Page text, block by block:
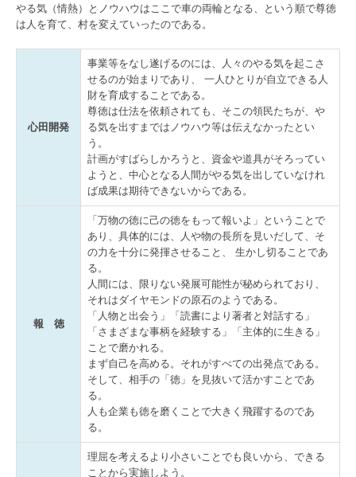
採用メッセージ
職員インタビュー
キャリアプラン
数字で見る 報徳事務所
募集要項
経営者オススメ情報
経営者お役立ち情報
電帳法・インボイス最新情報
証憑保存機能
経営改善計画の策定支援
経営改善オンデマンド講座
グループ通算（有利・不利）判定
関与先向け融資商品ご紹介
国の共済制度活用コーナー
やる気（情熱）とノウハウはここで車の両輪となる、という順で尊徳
は人を育て、村を変えていったのである。
心田開発
事業等をなし遂げるのには、人々のやる気を起こさ
せるのが始まりであり、 一人ひとりが自立できる人
財を育成することである。
尊徳は仕法を依頼されても、そこの領民たちが、や
る気を出すまではノウハウ等は伝えなかったとい
う。
計画がすばらしかろうと、資金や道具がそろってい
ようと、中心となる人間がやる気を出していなけれ
ば成果は期待できないからである。
報 徳
「万物の徳に己の徳をもって報いよ」ということで
あり、具体的には、人や物の長所を見いだして、そ
の力を十分に発揮させること、 生かし切ることであ
る。
人間には、限りない発展可能性が秘められており、
それはダイヤモンドの原石のようである。
「人物と出会う」「読書により著者と対話する」
「さまざまな事柄を経験する」「主体的に生きる」
ことで磨かれる。
まず自己を高める。それがすべての出発点である。
そして、相手の「徳」を見抜いて活かすことであ
る。
人も企業も徳を磨くことで大きく飛躍するのであ
る。
理屈を考えるより小さいことでも良いから、できる
ことから実施しよう。